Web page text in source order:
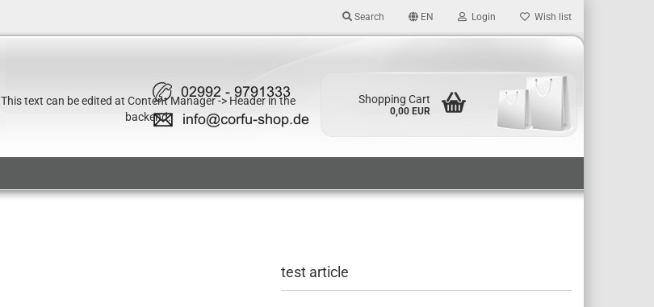
Search EN Login Wish list
This text can be edited at Content Manager -> Header in the
backend.
Shopping Cart
0,00 EUR
test article